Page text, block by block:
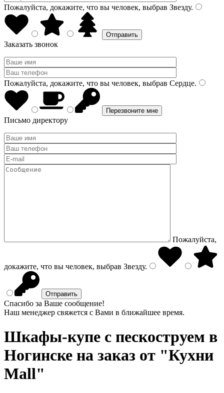
Пожалуйста, докажите, что вы человек, выбрав Звезду.
Заказать звонок
Пожалуйста, докажите, что вы человек, выбрав Сердце.
Письмо директору
Пожалуйста,
докажите, что вы человек, выбрав Звезду.
Спасибо за Ваше сообщение!
Наш менеджер свяжется с Вами в ближайшее время.
Шкафы-купе с пескоструем в
Ногинске на заказ от "Кухни
Mall"